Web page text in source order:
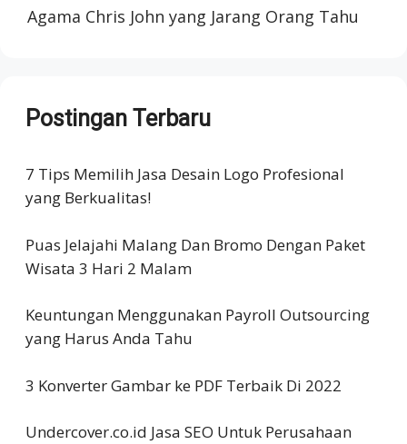
Agama Chris John yang Jarang Orang Tahu
Postingan Terbaru
7 Tips Memilih Jasa Desain Logo Profesional
yang Berkualitas!
Puas Jelajahi Malang Dan Bromo Dengan Paket
Wisata 3 Hari 2 Malam
Keuntungan Menggunakan Payroll Outsourcing
yang Harus Anda Tahu
3 Konverter Gambar ke PDF Terbaik Di 2022
Undercover.co.id Jasa SEO Untuk Perusahaan